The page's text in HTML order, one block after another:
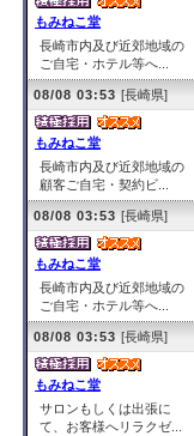
もみねこ堂
長崎市内及び近郊地域の
ご自宅・ホテル等へ...
08/08 03:53 [長崎県]
もみねこ堂
長崎市内及び近郊地域の
顧客ご自宅・契約ビ...
08/08 03:53 [長崎県]
もみねこ堂
長崎市内及び近郊地域の
ご自宅・ホテル等へ...
08/08 03:53 [長崎県]
もみねこ堂
サロンもしくは出張に
て、お客様へリラクゼ...